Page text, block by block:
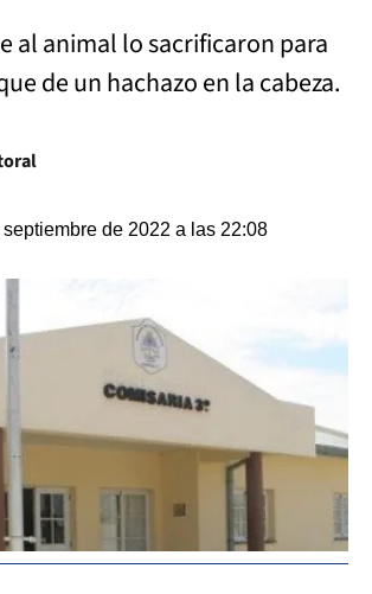
al animal lo sacrificaron para
de un hachazo en la cabeza.
de 2022 a las 22:08